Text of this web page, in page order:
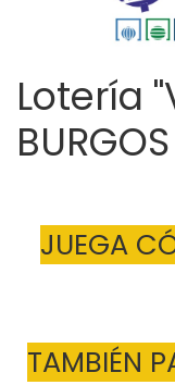
Lotería
BURGOS
JUEGA
TAMBIÉN